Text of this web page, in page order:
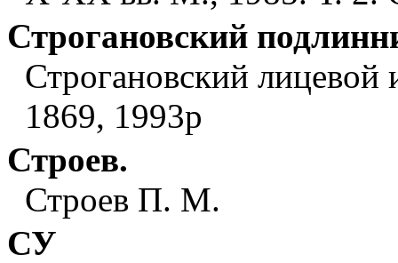
Строгановский
Строгановский
1869, 1993р
Строев.
Строев П. М.
СУ